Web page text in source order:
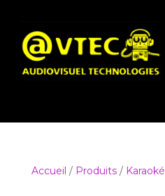
Accueil / Produits/ Karaoké